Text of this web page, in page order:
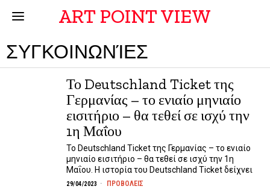
ART POINT VIEW
ΣΥΓΚΟΙΝΩΝΊΕΣ
Το Deutschland Ticket της
Γερμανίας – το ενιαίο μηνιαίο
εισιτήριο – θα τεθεί σε ισχύ την
1η Μαΐου
Το Deutschland Ticket της Γερμανίας – το ενιαίο
μηνιαίο εισιτήριο – θα τεθεί σε ισχύ την 1η
Μαΐου. Η ιστορία του Deutschland Ticket δείχνει
29/04/2023 ΠΡΟΒΟΛΕΙΣ